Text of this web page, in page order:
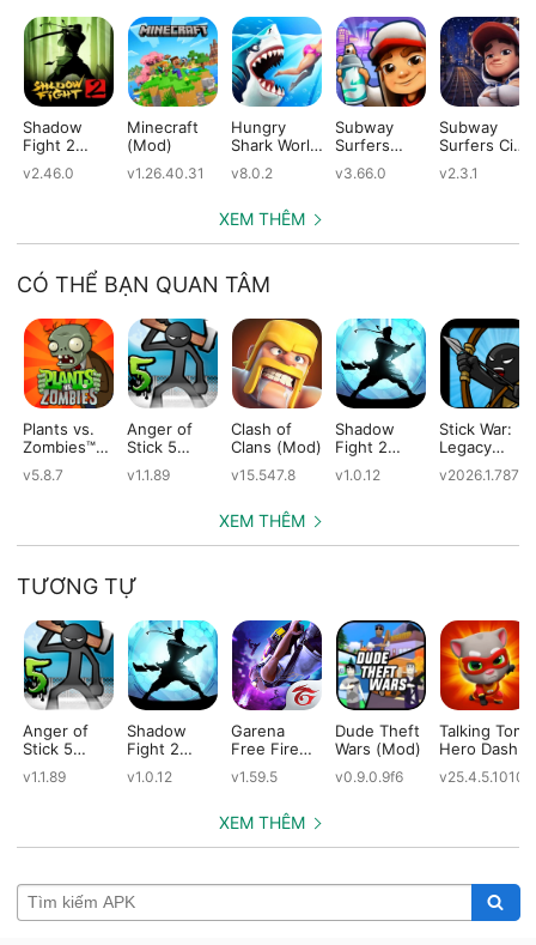
Shadow
Fight 2
v2.46.0
Minecraft
(Mod)
v1.26.40.31
Hungry
Shark World
v8.0.2
Subway
Surfers
v3.66.0
Subway
Surfers City
v2.3.1
XEM THÊM
CÓ THỂ BẠN QUAN TÂM
Plants vs.
Zombies™
v5.8.7
Anger of
Stick 5
v1.1.89
Clash of
Clans (Mod)
v15.547.8
Shadow
Fight 2
Edition
v1.0.12
Stick War:
Legacy
v2026.1.787
XEM THÊM
TƯƠNG TỰ
Anger of
Stick 5
v1.1.89
Shadow
Fight 2
Edition
v1.0.12
Garena
Free Fire
v1.59.5
Dude Theft
Wars (Mod)
v0.9.0.9f6
Talking Tom
Hero Dash
v25.4.5.10109
XEM THÊM